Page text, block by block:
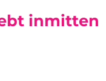
inmitten